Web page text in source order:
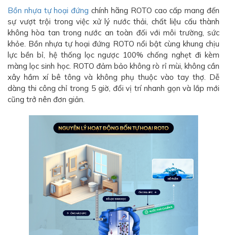
Bồn nhựa tự hoại đứng chính hãng ROTO cao cấp mang đến
sự vượt trội trong việc xử lý nước thải, chất liệu cấu thành
không hòa tan trong nước an toàn đối với môi trường, sức
khỏe. Bồn nhựa tự hoại đứng ROTO nổi bật cùng khung chịu
lực bền bỉ, hệ thống lọc ngược 100% chống nghẹt đi kèm
màng lọc sinh học. ROTO đảm bảo không rò rỉ mùi, không cần
xây hầm xí bê tông và không phụ thuộc vào tay thợ. Dễ
dàng thi công chỉ trong 5 giờ, đổi vị trí nhanh gọn và lắp mới
cũng trở nên đơn giản.